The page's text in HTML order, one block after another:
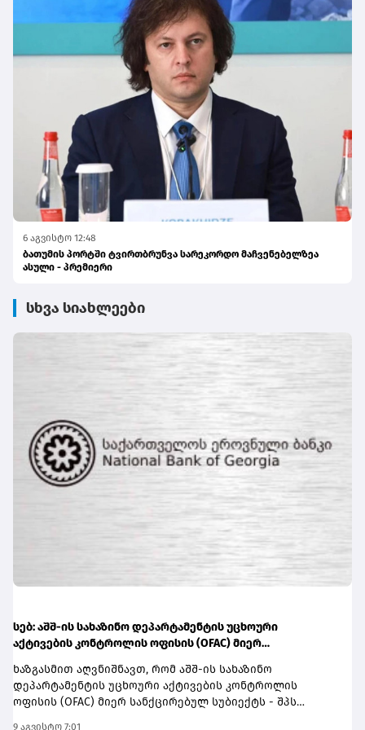
6 აგვისტო 12:48
ბათუმის პორტში ტვირთბრუნვა სარეკორდო მაჩვენებელზეა
ასული - პრემიერი
სხვა სიახლეები
სებ: აშშ-ის სახაზინო დეპარტამენტის უცხოური
აქტივების კონტროლის ოფისის (OFAC) მიერ
ეროვნული ბანკის რეგულირებულ სუბიექტს
ხაზგასმით აღვნიშნავთ, რომ აშშ-ის სახაზინო
დეპარტამენტის უცხოური აქტივების კონტროლის
ოფისის (OFAC) მიერ სანქცირებულ სუბიექტს - შპს
9 აგვისტო 7:01